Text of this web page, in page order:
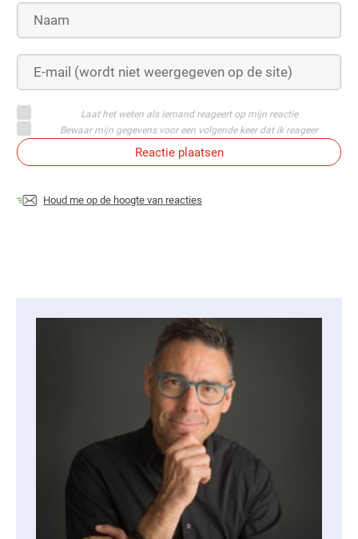
Laat het weten als iemand reageert op mijn reactie
Bewaar mijn gegevens voor een volgende keer dat ik reageer
Reactie plaatsen
Houd me op de hoogte van reacties